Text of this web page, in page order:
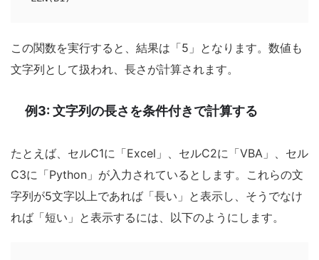
この関数を実行すると、結果は「5」となります。数値も
文字列として扱われ、長さが計算されます。
例3: 文字列の長さを条件付きで計算する
たとえば、セルC1に「Excel」、セルC2に「VBA」、セル
C3に「Python」が入力されているとします。これらの文
字列が5文字以上であれば「長い」と表示し、そうでなけ
れば「短い」と表示するには、以下のようにします。